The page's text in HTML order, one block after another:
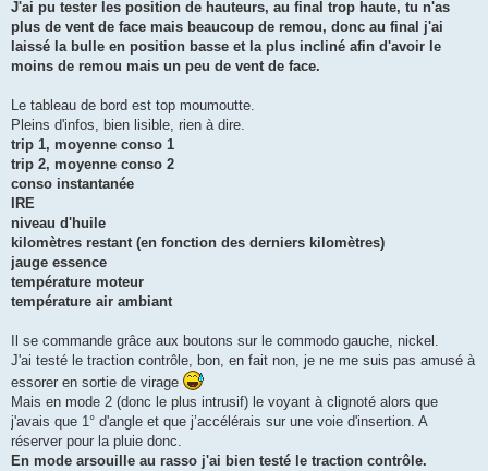
J'ai pu tester les position de hauteurs, au final trop haute, tu n'as
plus de vent de face mais beaucoup de remou, donc au final j'ai
laissé la bulle en position basse et la plus incliné afin d'avoir le
moins de remou mais un peu de vent de face.
Le tableau de bord est top moumoutte.
Pleins d'infos, bien lisible, rien à dire.
trip 1, moyenne conso 1
trip 2, moyenne conso 2
conso instantanée
IRE
niveau d'huile
kilomètres restant (en fonction des derniers kilomètres)
jauge essence
température moteur
température air ambiant
Il se commande grâce aux boutons sur le commodo gauche, nickel.
J'ai testé le traction contrôle, bon, en fait non, je ne me suis pas amusé à
essorer en sortie de virage
Mais en mode 2 (donc le plus intrusif) le voyant à clignoté alors que
j'avais que 1° d'angle et que j’accélérais sur une voie d'insertion. A
réserver pour la pluie donc.
En mode arsouille au rasso j'ai bien testé le traction contrôle.